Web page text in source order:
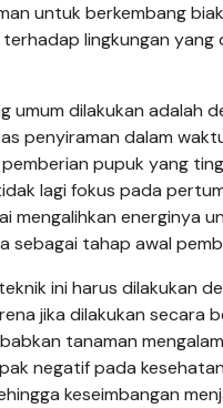
untuk berkembang
lingkungan yang
umum dilakukan adalah
penyiraman dalam
pupuk yang
lagi fokus pada
mengalihkan energinya
sebagai tahap awal
ini harus dilakukan
jika dilakukan secara
tanaman
negatif pada
keseimbangan